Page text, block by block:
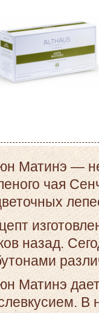
Матинэ —
чая
назад.
Матинэ
В